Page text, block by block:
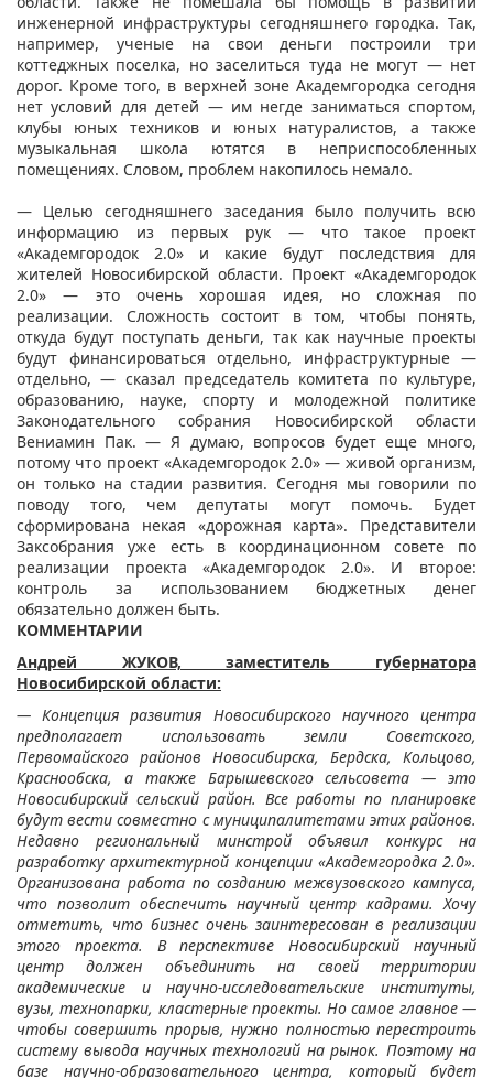
инженерной инфраструктуры сегодняшнего городка. Так,
например, ученые на свои деньги построили три
коттеджных поселка, но заселиться туда не могут — нет
дорог. Кроме того, в верхней зоне Академгородка сегодня
нет условий для детей — им негде заниматься спортом,
клубы юных техников и юных натуралистов, а также
музыкальная школа ютятся в неприспособленных
помещениях. Словом, проблем накопилось немало.
— Целью сегодняшнего заседания было получить всю
информацию из первых рук — что такое проект
«Академгородок 2.0» и какие будут последствия для
жителей Новосибирской области. Проект «Академгородок
2.0» — это очень хорошая идея, но сложная по
реализации. Сложность состоит в том, чтобы понять,
откуда будут поступать деньги, так как научные проекты
будут финансироваться отдельно, инфраструктурные —
отдельно, — сказал председатель комитета по культуре,
образованию, науке, спорту и молодежной политике
Законодательного собрания Новосибирской области
Вениамин Пак. — Я думаю, вопросов будет еще много,
потому что проект «Академгородок 2.0» — живой организм,
он только на стадии развития. Сегодня мы говорили по
поводу того, чем депутаты могут помочь. Будет
сформирована некая «дорожная карта». Представители
Заксобрания уже есть в координационном совете по
реализации проекта «Академгородок 2.0». И второе:
контроль за использованием бюджетных денег
обязательно должен быть.
КОММЕНТАРИИ
Андрей ЖУКОВ, заместитель губернатора
Новосибирской области:
— Концепция развития Новосибирского научного центра
предполагает использовать земли Советского,
Первомайского районов Новосибирска, Бердска, Кольцово,
Краснообска, а также Барышевского сельсовета — это
Новосибирский сельский район. Все работы по планировке
будут вести совместно с муниципалитетами этих районов.
Недавно региональный минстрой объявил конкурс на
разработку архитектурной концепции «Академгородка 2.0».
Организована работа по созданию межвузовского кампуса,
что позволит обеспечить научный центр кадрами. Хочу
отметить, что бизнес очень заинтересован в реализации
этого проекта. В перспективе Новосибирский научный
центр должен объединить на своей территории
академические и научно-исследовательские институты,
вузы, технопарки, кластерные проекты. Но самое главное —
чтобы совершить прорыв, нужно полностью перестроить
систему вывода научных технологий на рынок. Поэтому на
базе научно-образовательного центра, который будет